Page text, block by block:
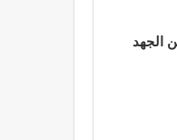
الجهد